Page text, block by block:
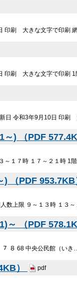
印刷 大きな文字で印刷
印刷 大きな文字で印刷
日 令和3年9月10日 印刷
) （PDF
～１７時 １７～２１時 1
) （PDF 953.7KB
数上限 ９～１３時 １３
～ （PDF
７ ８ 68 中央公民館（いき
） pdf